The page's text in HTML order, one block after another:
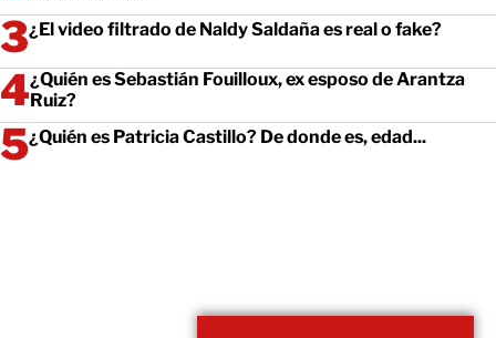
¿El video filtrado de Naldy Saldaña es real o fake?
¿Quién es Sebastián Fouilloux, ex esposo de Arantza
Ruiz?
¿Quién es Patricia Castillo? De donde es, edad...